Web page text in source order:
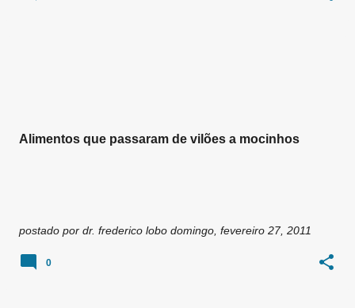
Alimentos que passaram de vilões a mocinhos
postado por dr. frederico lobo domingo, fevereiro 27, 2011
0